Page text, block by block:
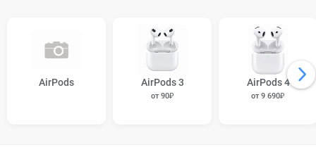
AirPods AirPods 3
от 90₽
AirPods 4
от 9 690₽